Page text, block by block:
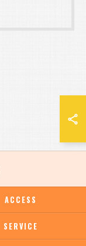
ACCESS
SERVICE